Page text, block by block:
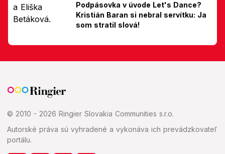
Podpásovka v úvode Let's Dance?
Kristián Baran si nebral servítku: Ja
som stratil slová!
© 2010 - 2026 Ringier Slovakia Communities s.r.o.
Autorské práva sú vyhradené a vykonáva ich prevádzkovateľ
portálu.